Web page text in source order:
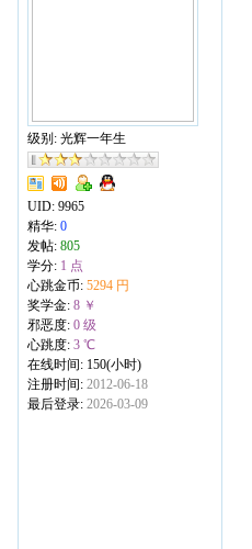
级别: 光辉一年生
UID: 9965
精华: 0
发帖: 805
学分: 1 点
心跳金币: 5294 円
奖学金: 8 ￥
邪恶度: 0 级
心跳度: 3 ℃
在线时间: 150(小时)
注册时间: 2012-06-18
最后登录: 2026-03-09